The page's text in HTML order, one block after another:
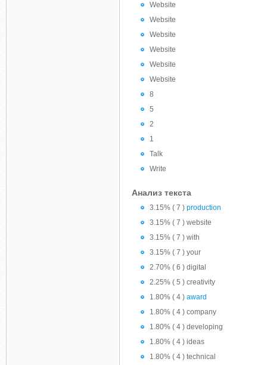
Website
Website
Website
Website
Website
Website
8
5
2
1
Talk
Write
Анализ текста
3.15% ( 7 ) production
3.15% ( 7 ) website
3.15% ( 7 ) with
3.15% ( 7 ) your
2.70% ( 6 ) digital
2.25% ( 5 ) creativity
1.80% ( 4 ) award
1.80% ( 4 ) company
1.80% ( 4 ) developing
1.80% ( 4 ) ideas
1.80% ( 4 ) technical